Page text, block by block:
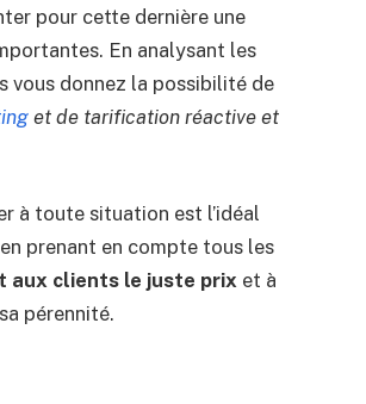
pour cette dernière une
En analysant les
vous donnez la possibilité de
et de tarification réactive et
à toute situation est l’idéal
prenant en compte tous les
aux clients le juste prixet à
pérennité.